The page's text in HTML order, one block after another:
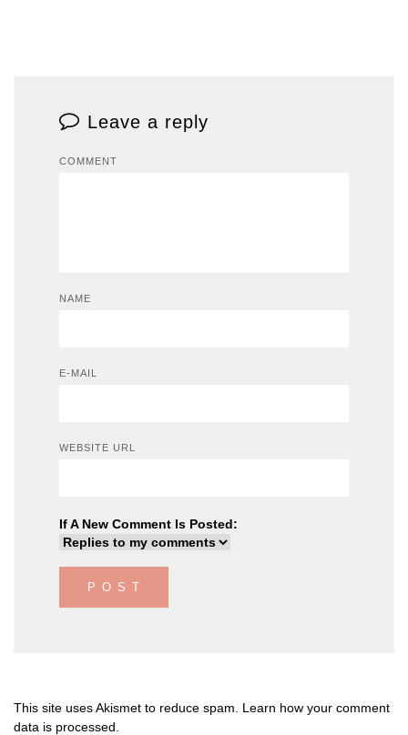
Leave a reply
COMMENT
NAME
E-MAIL
WEBSITE URL
If A New Comment Is Posted:
This site uses Akismet to reduce spam. Learn how your comment
data is processed